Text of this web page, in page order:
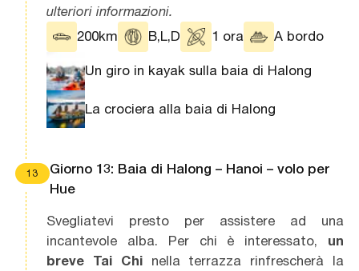
ulteriori informazioni.
200km
B,L,D 1 ora A bordo
Un giro in kayak sulla baia di Halong
La crociera alla baia di Halong
13
Giorno 13: Baia di Halong – Hanoi – volo per
Hue
Svegliatevi presto per assistere ad una
incantevole alba. Per chi è interessato, un
breve Tai Chi nella terrazza rinfrescherà la